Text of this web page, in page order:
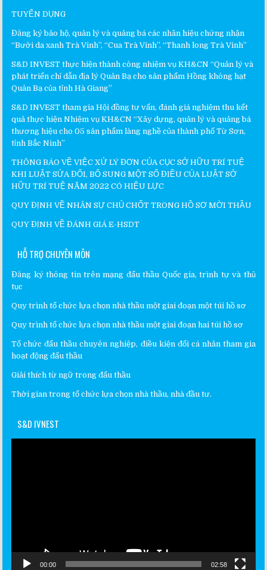
TUYỂN DỤNG
Đăng ký bảo hộ, quản lý và quảng bá các nhãn hiệu chứng nhận
“Bưởi da xanh Trà Vinh”, “Cua Trà Vinh”, “Thanh long Trà Vinh”
S&D INVEST thực hiện thành công nhiệm vụ KH&CN “Quản lý và
phát triển chỉ dẫn địa lý Quản Bạ cho sản phẩm Hồng không hạt
Quản Bạ của tỉnh Hà Giang”
S&D INVEST tham gia Hội đồng tư vấn, đánh giá nghiệm thu kết
quả thực hiện Nhiệm vụ KH&CN “Xây dựng, quản lý và quảng bá
thương hiệu cho 05 sản phẩm làng nghề của thành phố Từ Sơn,
tỉnh Bắc Ninh”
THÔNG BÁO VỀ VIỆC XỬ LÝ ĐƠN CỦA CỤC SỞ HỮU TRÍ TUỆ
KHI LUẬT SỬA ĐỔI, BỔ SUNG MỘT SỐ ĐIỀU CỦA LUẬT SỞ
HỮU TRÍ TUỆ NĂM 2022 CÓ HIỆU LỰC
QUY ĐỊNH VỀ NHÂN SỰ CHỦ CHỐT TRONG HỒ SƠ MỜI THẦU
QUY ĐỊNH VỀ ĐÁNH GIÁ E-HSDT
HỖ TRỢ CHUYÊN MÔN
Đăng ký thông tin trên mạng đấu thầu Quốc gia, trình tự và thủ
tục
Quy trình tổ chức lựa chọn nhà thầu một giai đoạn một túi hồ sơ
Quy trình tổ chức lựa chọn nhà thầu một giai đoạn hai túi hồ sơ
Tổ chức đấu thầu chuyên nghiệp, điều kiện đối cá nhân tham gia
hoạt động đấu thầu
Giải thích từ ngữ trong đấu thầu
Thời gian trong tổ chức lựa chọn nhà thầu, nhà đầu tư.
S&D IVNEST
00:00 02:58